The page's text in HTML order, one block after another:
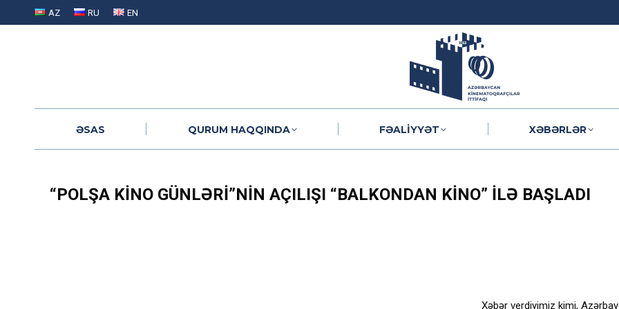
AZ RU EN
ƏSAS
QURUM HAQQINDA FƏALIYYƏT XƏBƏRLƏR
“POLŞA KINO GÜNLƏRI”NIN AÇILIŞI “BALKONDAN KINO” ILƏ BAŞLADI
Xəbər verdiyimiz kimi,